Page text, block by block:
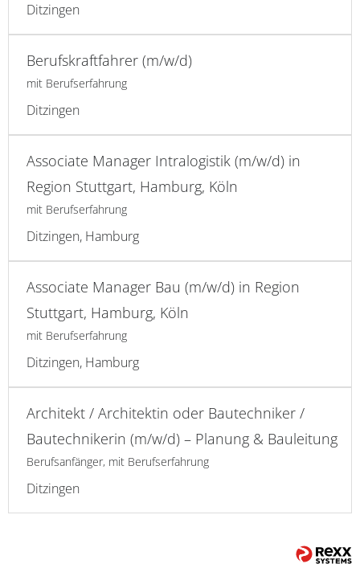
Ditzingen
Berufskraftfahrer (m/w/d)
mit Berufserfahrung
Ditzingen
Associate Manager Intralogistik (m/w/d) in
Region Stuttgart, Hamburg, Köln
mit Berufserfahrung
Ditzingen, Hamburg
Associate Manager Bau (m/w/d) in Region
Stuttgart, Hamburg, Köln
mit Berufserfahrung
Ditzingen, Hamburg
Architekt / Architektin oder Bautechniker /
Bautechnikerin (m/w/d) – Planung & Bauleitung
Berufsanfänger, mit Berufserfahrung
Ditzingen